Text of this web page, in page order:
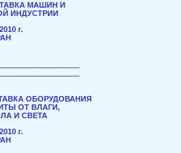
МАШИН И
ИНДУСТРИИ
г.
ОБОРУДОВАНИЯ
ОТ ВЛАГИ,
И СВЕТА
г.